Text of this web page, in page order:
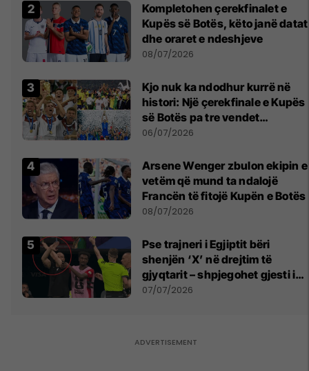
Kompletohen çerekfinalet e
Kupës së Botës, këto janë datat
dhe oraret e ndeshjeve
08/07/2026
Kjo nuk ka ndodhur kurrë në
histori: Një çerekfinale e Kupës
së Botës pa tre vendet
legjendare të futbollit
06/07/2026
Arsene Wenger zbulon ekipin e
vetëm që mund ta ndalojë
Francën të fitojë Kupën e Botës
08/07/2026
Pse trajneri i Egjiptit bëri
shenjën ‘X’ në drejtim të
gjyqtarit – shpjegohet gjesti i
pazakontë
07/07/2026